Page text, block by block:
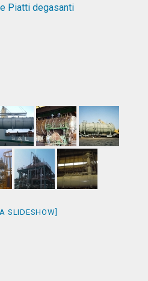
Piatti degasanti
SLIDESHOW]